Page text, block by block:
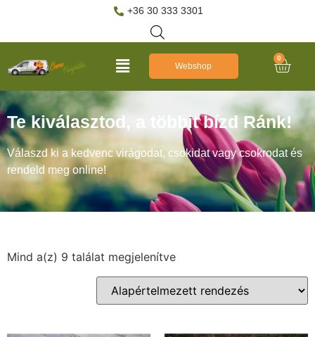
+36 30 333 3301
Webshop
0
Te kiválasztod, a többit bízd Ránk!
Válaszd ki a kedvenc virágodat, csokidat vagy csokrodat és
rendeld meg online!
Mind a(z) 9 találat megjelenítve